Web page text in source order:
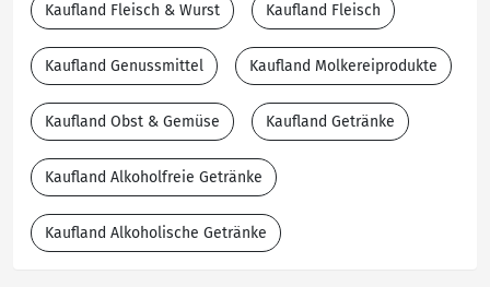
Kaufland Fleisch & Wurst Kaufland Fleisch
Kaufland Genussmittel Kaufland Molkereiprodukte
Kaufland Obst & Gemüse Kaufland Getränke
Kaufland Alkoholfreie Getränke
Kaufland Alkoholische Getränke